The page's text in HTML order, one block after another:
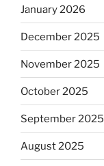
January 2026
December 2025
November 2025
October 2025
September 2025
August 2025